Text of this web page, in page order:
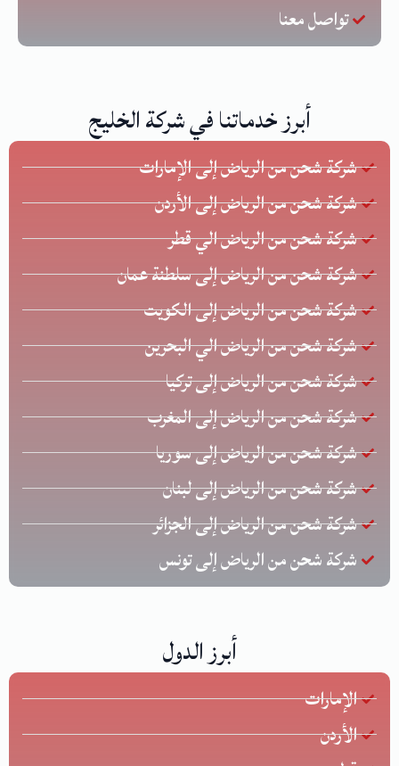
تواصل معنا
أبرز خدماتنا في شركة الخليج
شركة شحن من الرياض إلى الإمارات
شركة شحن من الرياض إلى الأردن
شركة شحن من الرياض الي قطر
شركة شحن من الرياض إلى سلطنة عمان
شركة شحن من الرياض إلى الكويت
شركة شحن من الرياض الي البحرين
شركة شحن من الرياض إلى تركيا
شركة شحن من الرياض إلى المغرب
شركة شحن من الرياض إلى سوريا
شركة شحن من الرياض إلى لبنان
شركة شحن من الرياض إلى الجزائر
شركة شحن من الرياض إلى تونس
أبرز الدول
الإمارات
الأردن